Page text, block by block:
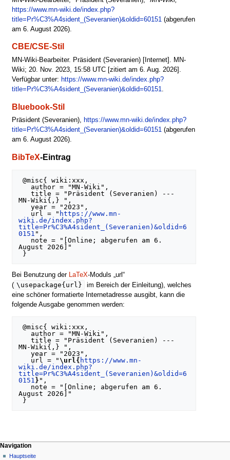
https://www.mn-wiki.de/index.php?
title=Pr%C3%A4sident_(Severanien)&oldid=60151(abgerufen
am 6. August 2026).
CBE/CSE-Stil
MN-Wiki-Bearbeiter. Präsident (Severanien) [Internet]. MN-
Wiki; 20. Nov. 2023, 15:58 UTC [zitiert am 6. Aug. 2026].
Verfügbar unter: https://www.mn-wiki.de/index.php?
title=Pr%C3%A4sident_(Severanien)&oldid=60151.
Bluebook-Stil
Präsident (Severanien), https://www.mn-wiki.de/index.php?
title=Pr%C3%A4sident_(Severanien)&oldid=60151(abgerufen
am 6. August 2026).
BibTeX-Eintrag
@misc{ wiki:xxx,
   title = "Präsident (Severanien) ---
MN-Wiki{,} ",
   year = "2023",
   url = "
https://www.mn-
wiki.de/index.php?
title=Pr%C3%A4sident_(Severanien)&oldid=6
0151 ",
August 2026]"
Bei Benutzung der LaTeX-Moduls „url“
( \usepackage{url}
im Bereich der Einleitung), welches
eine schöner formatierte Internetadresse ausgibt, kann die
folgende Ausgabe genommen werden:
@misc{ wiki:xxx,
   title = "Präsident (Severanien) ---
MN-Wiki{,} ",
   year = "2023",
   url = "
\url{ https://www.mn-
wiki.de/index.php?
title=Pr%C3%A4sident_(Severanien)&oldid=6
0151 } ",
August 2026]"
Navigationsmenü
Seitenaktionen
Spezialseite
Meine Werkzeuge
Nicht
Navigation
Hauptseite